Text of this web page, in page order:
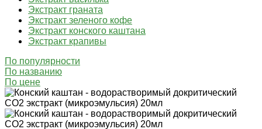
Экстракт граната
Экстракт зеленого кофе
Экстракт конского каштана
Экстракт крапивы
По популярности
По названию
По цене